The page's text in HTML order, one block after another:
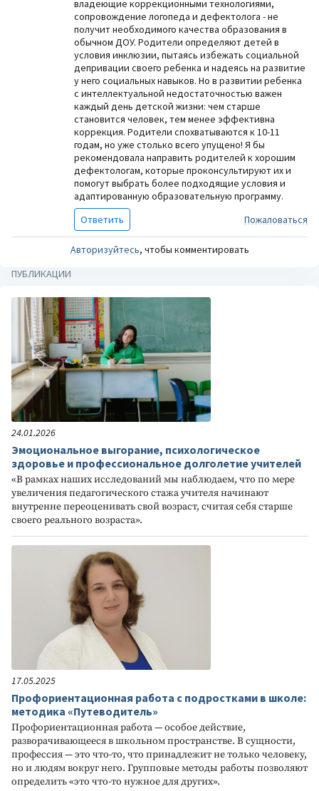
владеющие коррекционными технологиями,
сопровождение логопеда и дефектолога - не
получит необходимого качества образования в
обычном ДОУ. Родители определяют детей в
условия инклюзии, пытаясь избежать социальной
депривации своего ребенка и надеясь на развитие
у него социальных навыков. Но в развитии ребенка
с интеллектуальной недостаточностью важен
каждый день детской жизни: чем старше
становится человек, тем менее эффективна
коррекция. Родители спохватываются к 10-11
годам, но уже столько всего упущено! Я бы
рекомендовала направить родителей к хорошим
дефектологам, которые проконсультируют их и
помогут выбрать более подходящие условия и
адаптированную образовательную программу.
Ответить
Пожаловаться
Авторизуйтесь, чтобы комментировать
ПУБЛИКАЦИИ
24.01.2026
Эмоциональное выгорание, психологическое
здоровье и профессиональное долголетие учителей
«В рамках наших исследований мы наблюдаем, что по мере
увеличения педагогического стажа учителя начинают
внутренне переоценивать свой возраст, считая себя старше
своего реального возраста».
17.05.2025
Профориентационная работа с подростками в школе:
методика «Путеводитель»
Профориентационная работа — особое действие,
разворачивающееся в школьном пространстве. В сущности,
профессия — это что-то, что принадлежит не только человеку,
но и людям вокруг него. Групповые методы работы позволяют
определить «это что-то нужное для других».